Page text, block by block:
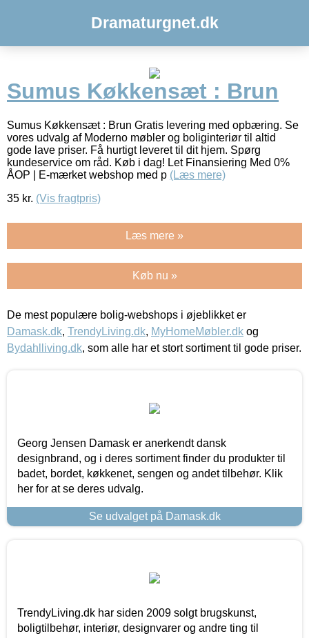
Dramaturgnet.dk
Sumus Køkkensæt : Brun
Sumus Køkkensæt : Brun Gratis levering med opbæring. Se
vores udvalg af Moderno møbler og boliginteriør til altid
gode lave priser. Få hurtigt leveret til dit hjem. Spørg
kundeservice om råd. Køb i dag! Let Finansiering Med 0%
ÅOP | E-mærket webshop med p (Læs mere)
35 kr. (Vis fragtpris)
Læs mere »
Køb nu »
De mest populære bolig-webshops i øjeblikket er
Damask.dk, TrendyLiving.dk, MyHomeMøbler.dk og
Bydahlliving.dk, som alle har et stort sortiment til gode priser.
Georg Jensen Damask er anerkendt dansk
designbrand, og i deres sortiment finder du produkter til
badet, bordet, køkkenet, sengen og andet tilbehør. Klik
her for at se deres udvalg.
Se udvalget på Damask.dk
TrendyLiving.dk har siden 2009 solgt brugskunst,
boligtilbehør, interiør, designvarer og andre ting til